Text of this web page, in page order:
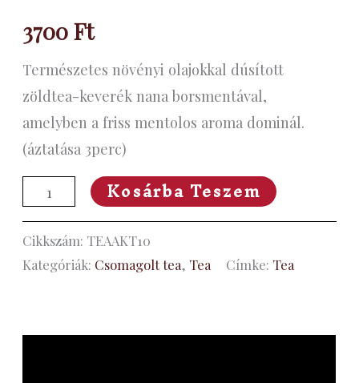
3700Ft
Természetes növényi olajokkal dúsított
zöldtea-keverék nana borsmentával,
amelyben a friss mentolos aroma dominál.
(áztatása 3perc)
Kosárba Teszem
Cikkszám: TEAAKT10
Kategóriák: Csomagolt tea, Tea Címke: Tea